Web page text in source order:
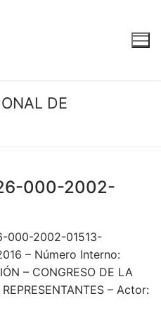
DE
000-2002-
000-2002-01513-
– Número Interno:
– CONGRESO DE LA
– Actor: